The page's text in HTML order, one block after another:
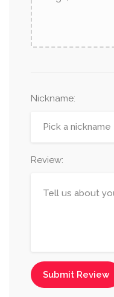
Nickname:
Review:
Submit Review